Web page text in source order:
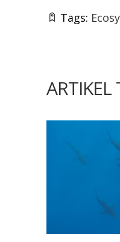
Tags:
ARTIKEL